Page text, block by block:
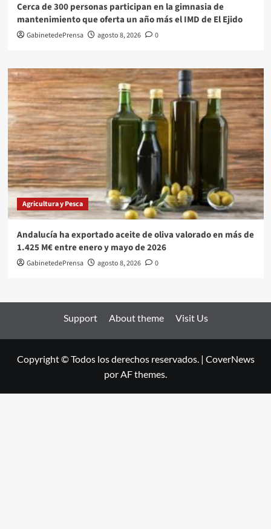
Cerca de 300 personas participan en la gimnasia de
mantenimiento que oferta un año más el IMD de El Ejido
GabinetedePrensa agosto 8, 2026 0
Agricultura y Pesca
Andalucía ha exportado aceite de oliva valorado en más de
1.425 M€ entre enero y mayo de 2026
GabinetedePrensa agosto 8, 2026 0
Support About theme Visit Us
Copyright © Todos los derechos reservados. | CoverNews
por AF themes.